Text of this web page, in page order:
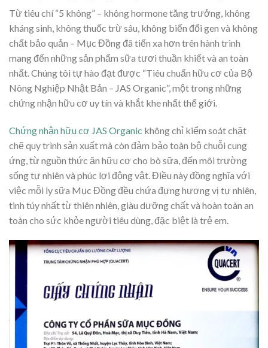
Từ tiêu chí “5 không” – không hormone tăng trưởng, không
kháng sinh, không thuốc trừ sâu, không biến đổi gen và không
chất bảo quản – Mục Đồng đã tiến xa hơn trên hành trình
mang đến những sản phẩm sữa tươi thuần khiết và an toàn
nhất. Chúng tôi tự hào đạt được “Tiêu chuẩn hữu cơ của Bộ
Nông Nghiệp Nhật Bản – JAS Organic”, một trong những
chứng nhận hữu cơ uy tín và khắt khe nhất thế giới.
Chứng nhận hữu cơ JAS Organic không chỉ kiểm soát chặt
chẽ quy trình sản xuất mà còn đảm bảo toàn bộ chuỗi cung
ứng, từ nguồn thức ăn hữu cơ cho bò sữa, đến môi trường
sống tự nhiên và phúc lợi động vật. Điều này đồng nghĩa với
việc mỗi ly sữa Mục Đồng đều chứa đựng hương vị tự nhiên,
tinh túy nhất từ thiên nhiên, giàu dưỡng chất và hoàn toàn an
toàn cho sức khỏe người tiêu dùng, đặc biệt là trẻ em.